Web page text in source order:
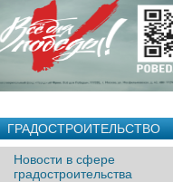
ГРАДОСТРОИТЕЛЬСТВО
Новости в сфере
градостроительства